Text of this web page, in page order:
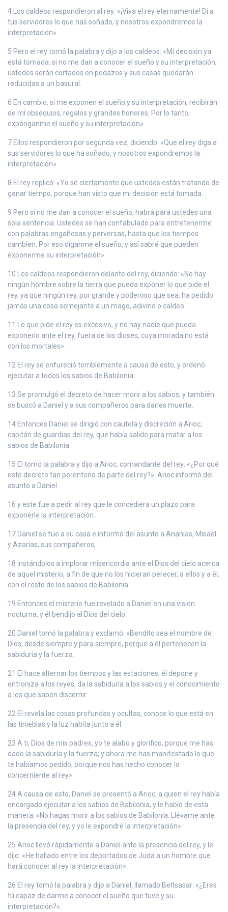
4 Los caldeos respondieron al rey: «¡Viva el rey eternamente! Di a
tus servidores lo que has soñado, y nosotros expondremos la
interpretación».
5 Pero el rey tomó la palabra y dijo a los caldeos: «Mi decisión ya
está tomada: si no me dan a conocer el sueño y su interpretación,
ustedes serán cortados en pedazos y sus casas quedarán
reducidas a un basural.
6 En cambio, si me exponen el sueño y su interpretación, recibirán
de mí obsequios, regalos y grandes honores. Por lo tanto,
expónganme el sueño y su interpretación».
7 Ellos respondieron por segunda vez, diciendo: «Que el rey diga a
sus servidores lo que ha soñado, y nosotros expondremos la
interpretación».
8 El rey replicó: «Yo sé ciertamente que ustedes están tratando de
ganar tiempo, porque han visto que mi decisión está tomada.
9 Pero si no me dan a conocer el sueño, habrá para ustedes una
sola sentencia. Ustedes se han confabulado para entretenerme
con palabras engañosas y perversas, hasta que los tiempos
cambien. Por eso díganme el sueño, y así sabré que pueden
exponerme su interpretación».
10 Los caldeos respondieron delante del rey, diciendo: «No hay
ningún hombre sobre la tierra que pueda exponer lo que pide el
rey, ya que ningún rey, por grande y poderoso que sea, ha pedido
jamás una cosa semejante a un mago, adivino o caldeo.
11 Lo que pide el rey es excesivo, y no hay nadie que pueda
exponerlo ante el rey, fuera de los dioses, cuya morada no está
con los mortales».
12 El rey se enfureció terriblemente a causa de esto, y ordenó
ejecutar a todos los sabios de Babilonia.
13 Se promulgó el decreto de hacer morir a los sabios, y también
se buscó a Daniel y a sus compañeros para darles muerte.
14 Entonces Daniel se dirigió con cautela y discreción a Arioc,
capitán de guardias del rey, que había salido para matar a los
sabios de Babilonia.
15 El tomó la palabra y dijo a Arioc, comandante del rey: «¿Por qué
este decreto tan perentorio de parte del rey?». Arioc informó del
asunto a Daniel
16 y este fue a pedir al rey que le concediera un plazo para
exponerle la interpretación.
17 Daniel se fue a su casa e informó del asunto a Ananías, Misael
y Azarías, sus compañeros,
18 instándolos a implorar misericordia ante el Dios del cielo acerca
de aquel misterio, a fin de que no los hicieran perecer, a ellos y a él,
con el resto de los sabios de Babilonia.
19 Entonces el misterio fue revelado a Daniel en una visión
nocturna, y él bendijo al Dios del cielo.
20 Daniel tomó la palabra y exclamó: «Bendito sea el nombre de
Dios, desde siempre y para siempre, porque a él pertenecen la
sabiduría y la fuerza.
21 El hace alternar los tiempos y las estaciones, él depone y
entroniza a los reyes, da la sabiduría a los sabios y el conocimiento
a los que saben discernir.
22 El revela las cosas profundas y ocultas, conoce lo que está en
las tinieblas y la luz habita junto a él.
23 A ti, Dios de mis padres, yo te alabo y glorifico, porque me has
dado la sabiduría y la fuerza; y ahora me has manifestado lo que
te habíamos pedido, porque nos has hecho conocer lo
concerniente al rey».
24 A causa de esto, Daniel se presentó a Arioc, a quien el rey había
encargado ejecutar a los sabios de Babilonia, y le habló de esta
manera: «No hagas morir a los sabios de Babilonia. Llévame ante
la presencia del rey, y yo le expondré la interpretación».
25 Arioc llevó rápidamente a Daniel ante la presencia del rey, y le
dijo: «He hallado entre los deportados de Judá a un hombre que
hará conocer al rey la interpretación».
26 El rey tomó la palabra y dijo a Daniel, llamado Beltsasar: «¿Eres
tú capaz de darme a conocer el sueño que tuve y su
interpretación?».